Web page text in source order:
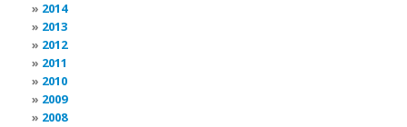
2014
2013
2012
2011
2010
2009
2008